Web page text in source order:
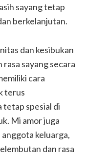
sayang tetap
berkelanjutan.
dan kesibukan
sayang secara
cara
terus
tetap spesial di
Mi amor juga
keluarga,
dan rasa